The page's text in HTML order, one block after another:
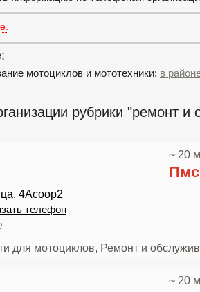
мотоциклов и мототехники: в
рубрики "ремонт и
~ 20
4Асоор2
телефон
для мотоциклов, Ремонт и
~ 20